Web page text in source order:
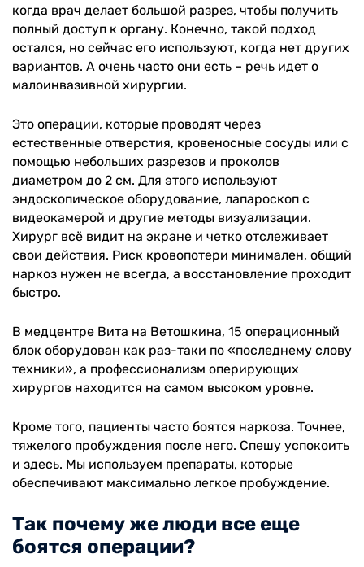
когда врач делает большой разрез, чтобы получить
полный доступ к органу. Конечно, такой подход
остался, но сейчас его используют, когда нет других
вариантов. А очень часто они есть – речь идет о
малоинвазивной хирургии.
Это операции, которые проводят через
естественные отверстия, кровеносные сосуды или с
помощью небольших разрезов и проколов
диаметром до 2 см. Для этого используют
эндоскопическое оборудование, лапароскоп с
видеокамерой и другие методы визуализации.
Хирург всё видит на экране и четко отслеживает
свои действия. Риск кровопотери минимален, общий
наркоз нужен не всегда, а восстановление проходит
быстро.
В медцентре Вита на Ветошкина, 15 операционный
блок оборудован как раз-таки по «последнему слову
техники», а профессионализм оперирующих
хирургов находится на самом высоком уровне.
Кроме того, пациенты часто боятся наркоза. Точнее,
тяжелого пробуждения после него. Спешу успокоить
и здесь. Мы используем препараты, которые
обеспечивают максимально легкое пробуждение.
Так почему же люди все еще
боятся операции?